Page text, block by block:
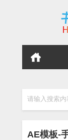
请输入搜索内
AE模板-